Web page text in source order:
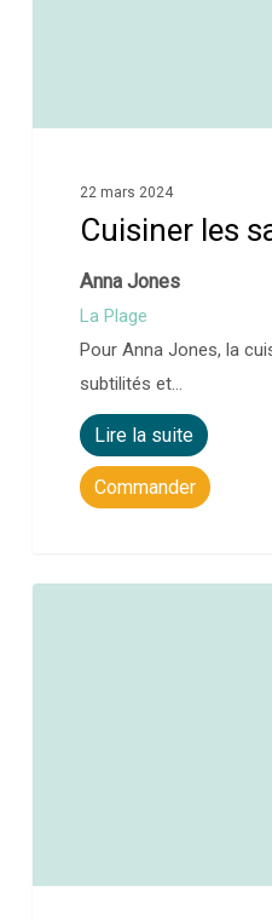
22 mars 2024
Cuisiner les
Anna Jones
La Plage
Pour Anna Jones, la
subtilités et…
Lire la suite
Commander